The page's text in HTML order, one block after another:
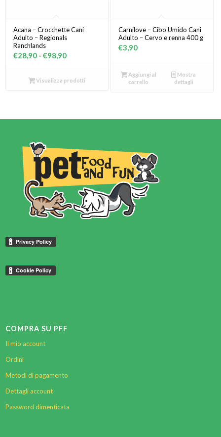
Acana – Crocchette Cani
Adulto – Regionals
Ranchlands
€28,90 - €98,90Fascia
prezzo:
Visualizza prodotti
Carnilove – Cibo Umido Cani
Adulto – Cervo e renna 400 g
€3,90
Aggiungi al
carrello
Mostra
dettagli
COMPRA SU PFF
Il mio account
Ordini
Metodi di pagamento
Dettagli account
Password dimenticata